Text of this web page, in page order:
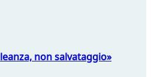
non salvataggio»